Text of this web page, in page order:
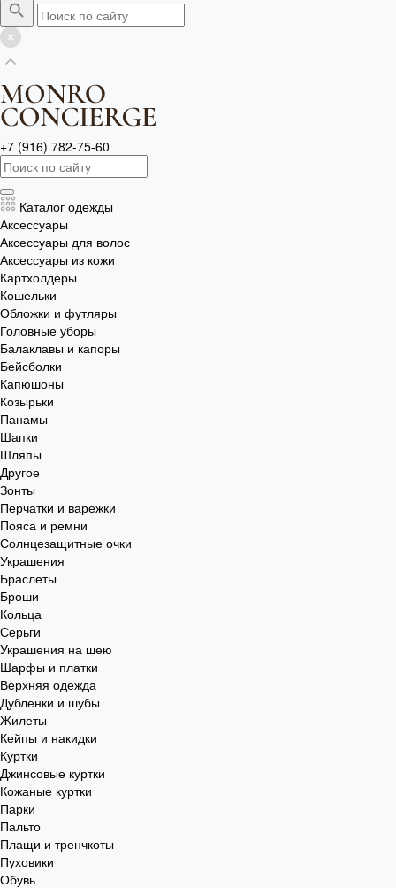
+7 (916) 782-75-60
Каталог одежды
Аксессуары
Аксессуары для волос
Аксессуары из кожи
Картхолдеры
Кошельки
Обложки и футляры
Головные уборы
Балаклавы и капоры
Бейсболки
Капюшоны
Козырьки
Панамы
Шапки
Шляпы
Другое
Зонты
Перчатки и варежки
Пояса и ремни
Солнцезащитные очки
Украшения
Браслеты
Броши
Кольца
Серьги
Украшения на шею
Шарфы и платки
Верхняя одежда
Дубленки и шубы
Жилеты
Кейпы и накидки
Куртки
Джинсовые куртки
Кожаные куртки
Парки
Пальто
Плащи и тренчкоты
Пуховики
Обувь